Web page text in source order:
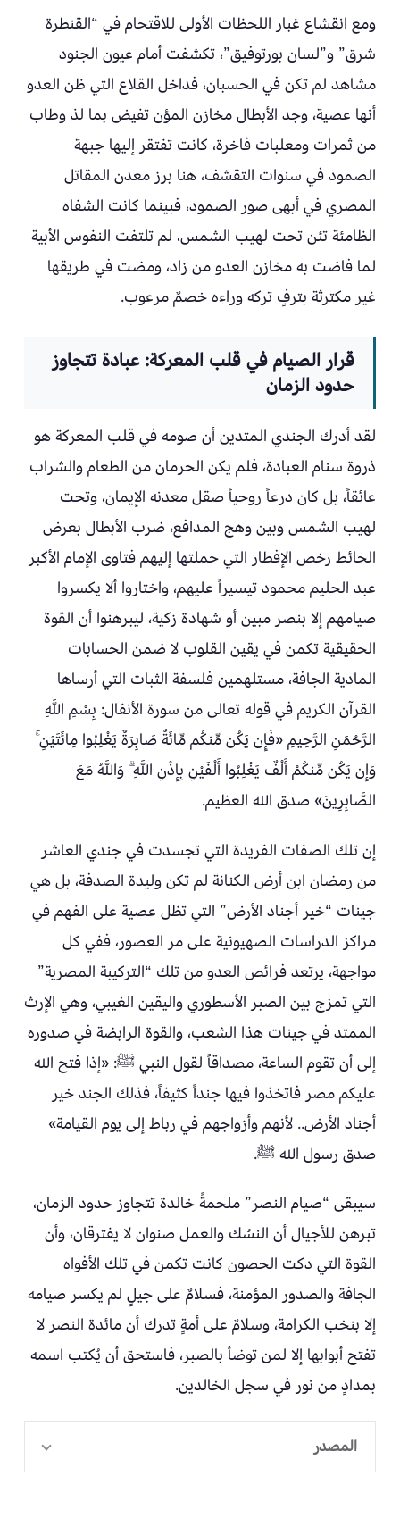
ومع انقشاع غبار اللحظات الأولى للاقتحام في “القنطرة
شرق” و”لسان بورتوفيق”، تكشفت أمام عيون الجنود
مشاهد لم تكن في الحسبان، فداخل القلاع التي ظن العدو
أنها عصية، وجد الأبطال مخازن المؤن تفيض بما لذ وطاب
من ثمرات ومعلبات فاخرة، كانت تفتقر إليها جبهة
الصمود في سنوات التقشف، هنا برز معدن المقاتل
المصري في أبهى صور الصمود، فبينما كانت الشفاه
الظامئة تئن تحت لهيب الشمس، لم تلتفت النفوس الأبية
لما فاضت به مخازن العدو من زاد، ومضت في طريقها
غير مكترثة بترفٍ تركه وراءه خصمٌ مرعوب.
قرار الصيام في قلب المعركة: عبادة تتجاوز
حدود الزمان
لقد أدرك الجندي المتدين أن صومه في قلب المعركة هو
ذروة سنام العبادة، فلم يكن الحرمان من الطعام والشراب
عائقاً، بل كان درعاً روحياً صقل معدنه الإيمان، وتحت
لهيب الشمس وبين وهج المدافع، ضرب الأبطال بعرض
الحائط رخص الإفطار التي حملتها إليهم فتاوى الإمام الأكبر
عبد الحليم محمود تيسيراً عليهم، واختاروا ألا يكسروا
صيامهم إلا بنصر مبين أو شهادة زكية، ليبرهنوا أن القوة
الحقيقية تكمن في يقين القلوب لا ضمن الحسابات
المادية الجافة، مستلهمين فلسفة الثبات التي أرساها
القرآن الكريم في قوله تعالى من سورة الأنفال: بِسْمِ اللَّهِ
الرَّحْمَنِ الرَّحِيمِ «فَإِن يَكُن مِّنكُم مِّائَةٌ صَابِرَةٌ يَغْلِبُوا مِائَتَيْنِ ۚ
وَإِن يَكُن مِّنكُمْ أَلْفٌ يَغْلِبُوا أَلْفَيْنِ بِإِذْنِ اللَّهِ ۗ وَاللَّهُ مَعَ
الصَّابِرِينَ» صدق الله العظيم.
إن تلك الصفات الفريدة التي تجسدت في جندي العاشر
من رمضان ابن أرض الكنانة لم تكن وليدة الصدفة، بل هي
جينات “خير أجناد الأرض” التي تظل عصية على الفهم في
مراكز الدراسات الصهيونية على مر العصور، ففي كل
مواجهة، يرتعد فرائص العدو من تلك “التركيبة المصرية”
التي تمزج بين الصبر الأسطوري واليقين الغيبي، وهي الإرث
الممتد في جينات هذا الشعب، والقوة الرابضة في صدوره
إلى أن تقوم الساعة، مصداقاً لقول النبي ﷺ: «إذا فتح الله
عليكم مصر فاتخذوا فيها جنداً كثيفاً، فذلك الجند خير
أجناد الأرض.. لأنهم وأزواجهم في رباط إلى يوم القيامة»
صدق رسول الله ﷺ.
سيبقى “صيام النصر” ملحمةً خالدة تتجاوز حدود الزمان،
تبرهن للأجيال أن النسُك والعمل صنوان لا يفترقان، وأن
القوة التي دكت الحصون كانت تكمن في تلك الأفواه
الجافة والصدور المؤمنة، فسلامٌ على جيلٍ لم يكسر صيامه
إلا بنخب الكرامة، وسلامٌ على أمةٍ تدرك أن مائدة النصر لا
تفتح أبوابها إلا لمن توضأ بالصبر، فاستحق أن يُكتب اسمه
بمدادٍ من نور في سجل الخالدين.
المصدر